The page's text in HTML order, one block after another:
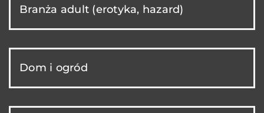
Branża adult (erotyka, hazard)
Dom i ogród